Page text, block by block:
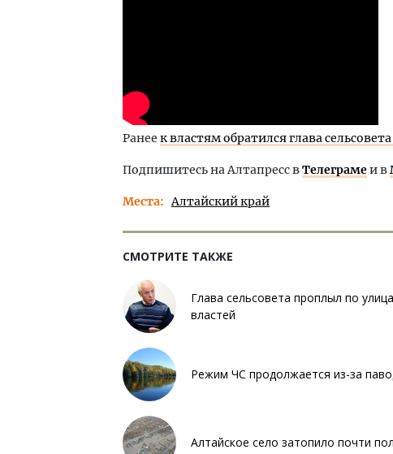
Ранее к властям обратился глава
Подпишитесь на Алтапресс вТелеграмеи в
Места Алтайский край
СМОТРИТЕ ТАКЖЕ
Глава сельсовета проплыл по
властей
Режим ЧС продолжается из-за
Алтайское село затопило почти